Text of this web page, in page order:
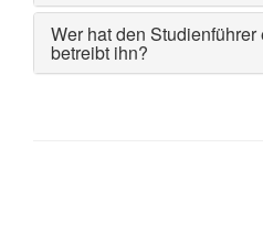
Wer hat den
betreibt ihn?